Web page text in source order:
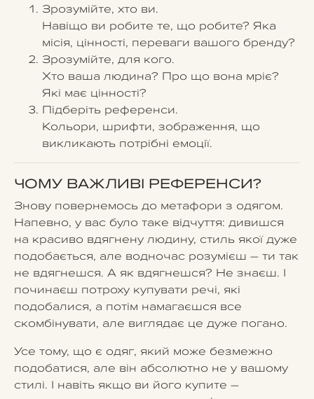
Зрозумійте, хто ви.
Навіщо ви робите те, що робите? Яка
місія, цінності, переваги вашого бренду?
Зрозумійте, для кого.
Хто ваша людина? Про що вона мріє?
Які має цінності?
Підберіть референси.
Кольори, шрифти, зображення, що
викликають потрібні емоції.
ЧОМУ ВАЖЛИВІ РЕФЕРЕНСИ?
Знову повернемось до метафори з одягом.
Напевно, у вас було таке відчуття: дивишся
на красиво вдягнену людину, стиль якої дуже
подобається, але водночас розумієш – ти так
не вдягнешся. А як вдягнешся? Не знаєш. І
починаєш потроху купувати речі, які
подобалися, а потім намагаєшся все
скомбінувати, але виглядає це дуже погано.
Усе тому, що є одяг, який може безмежно
подобатися, але він абсолютно не у вашому
стилі. І навіть якщо ви його купите –